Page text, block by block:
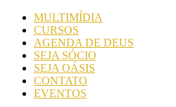
MULTIMÍDIA
CURSOS
AGENDA DE DEUS
SEJA SÓCIO
SEJA OÁSIS
CONTATO
EVENTOS